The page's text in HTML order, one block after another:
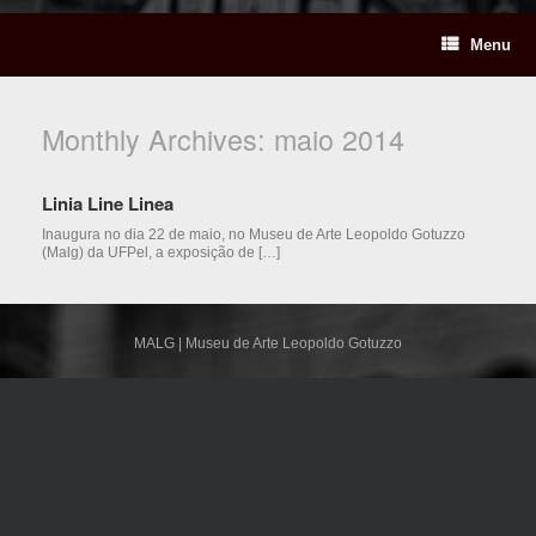
Menu
Monthly Archives: maio 2014
Linia Line Linea
Inaugura no dia 22 de maio, no Museu de Arte Leopoldo Gotuzzo
(Malg) da UFPel, a exposição de […]
MALG | Museu de Arte Leopoldo Gotuzzo